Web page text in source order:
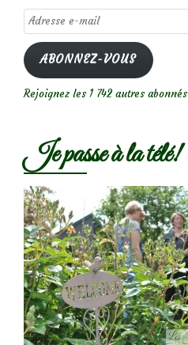
Adresse
e-
mail
ABONNEZ-VOUS
Rejoignez les 1 742 autres abonnés
Je passe à la télé!